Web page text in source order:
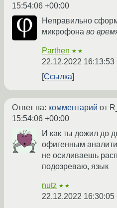
15:54:06 +00:00
Неправильно
микрофона во
Parthen ★★
22.12.2022 16:13:53
Ссылка
Ответ на: комментарий от
15:54:06 +00:00
И как ты дожил до
офигенным
не осиливаешь
подозреваю, язык
nutz ★★
22.12.2022 16:30:05